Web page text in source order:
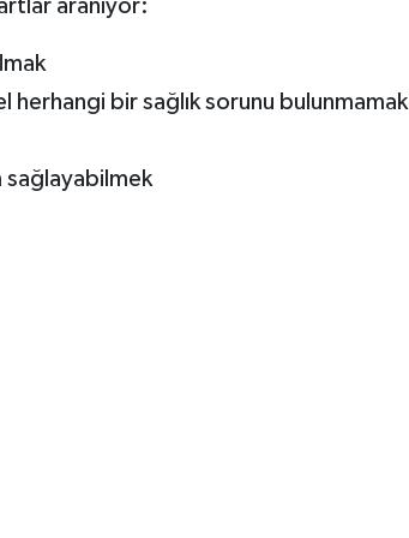
aranıyor:
herhangi bir sağlık sorunu bulunmamak
sağlayabilmek